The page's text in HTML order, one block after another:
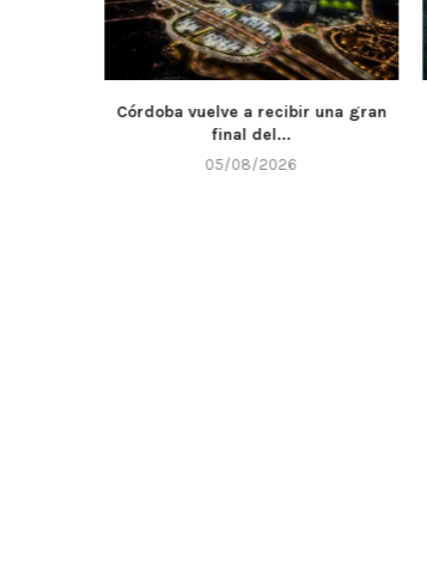
Córdoba vuelve a recibir una gran
final del...
05/08/2026